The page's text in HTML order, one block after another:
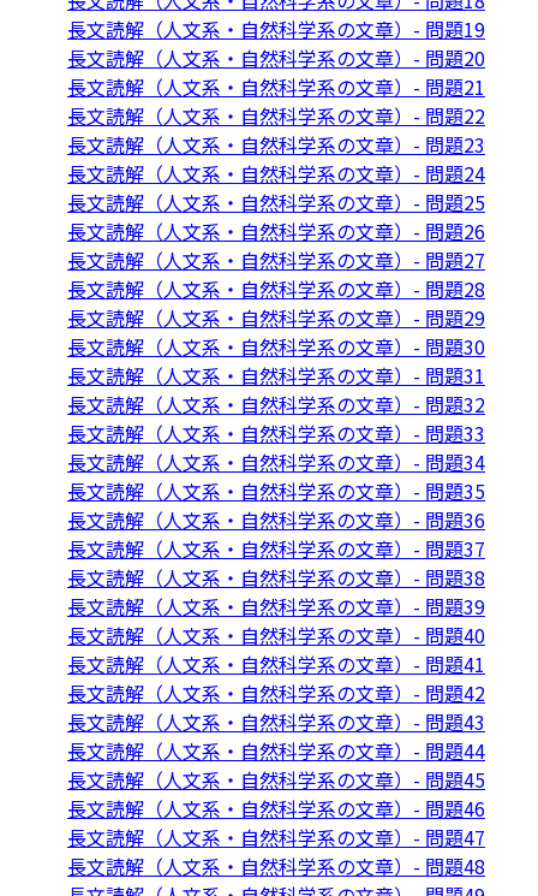
長文読解（人文系・自然科学系の文章）- 問題19
長文読解（人文系・自然科学系の文章）- 問題20
長文読解（人文系・自然科学系の文章）- 問題21
長文読解（人文系・自然科学系の文章）- 問題22
長文読解（人文系・自然科学系の文章）- 問題23
長文読解（人文系・自然科学系の文章）- 問題24
長文読解（人文系・自然科学系の文章）- 問題25
長文読解（人文系・自然科学系の文章）- 問題26
長文読解（人文系・自然科学系の文章）- 問題27
長文読解（人文系・自然科学系の文章）- 問題28
長文読解（人文系・自然科学系の文章）- 問題29
長文読解（人文系・自然科学系の文章）- 問題30
長文読解（人文系・自然科学系の文章）- 問題31
長文読解（人文系・自然科学系の文章）- 問題32
長文読解（人文系・自然科学系の文章）- 問題33
長文読解（人文系・自然科学系の文章）- 問題34
長文読解（人文系・自然科学系の文章）- 問題35
長文読解（人文系・自然科学系の文章）- 問題36
長文読解（人文系・自然科学系の文章）- 問題37
長文読解（人文系・自然科学系の文章）- 問題38
長文読解（人文系・自然科学系の文章）- 問題39
長文読解（人文系・自然科学系の文章）- 問題40
長文読解（人文系・自然科学系の文章）- 問題41
長文読解（人文系・自然科学系の文章）- 問題42
長文読解（人文系・自然科学系の文章）- 問題43
長文読解（人文系・自然科学系の文章）- 問題44
長文読解（人文系・自然科学系の文章）- 問題45
長文読解（人文系・自然科学系の文章）- 問題46
長文読解（人文系・自然科学系の文章）- 問題47
長文読解（人文系・自然科学系の文章）- 問題48